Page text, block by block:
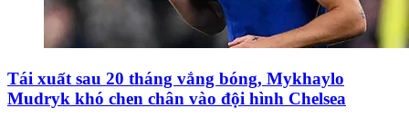
Tái xuất sau 20 tháng vắng bóng, Mykhaylo
Mudryk khó chen chân vào đội hình Chelsea